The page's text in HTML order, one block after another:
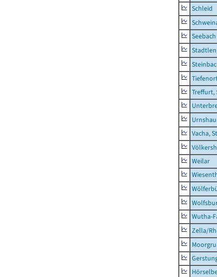
Schleid
Seebach
Treffurt,
Vacha,
Weilar
Wutha-
Zella/